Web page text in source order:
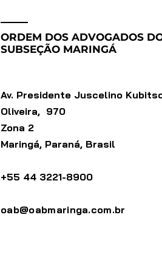
ORDEM DOS ADVOGADOS
SUBSEÇÃO MARINGÁ
Av. Presidente Juscelino
Oliveira, 970
Zona 2
Maringá, Paraná, Brasil
+55 44 3221-8900
oab@oabmaringa.com.br